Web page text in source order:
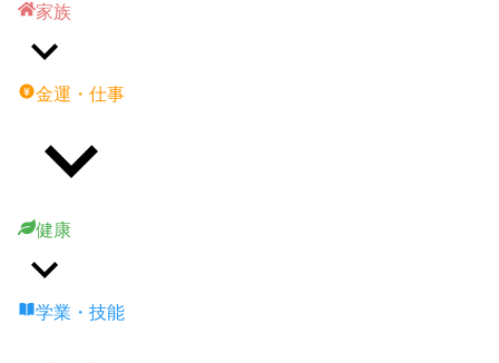
家族
金運・仕事
健康
学業・技能